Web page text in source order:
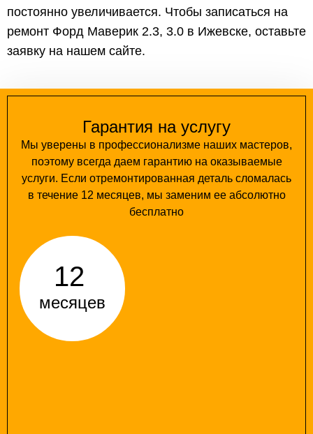
постоянно увеличивается. Чтобы записаться на
ремонт Форд Маверик 2.3, 3.0 в Ижевске, оставьте
заявку на нашем сайте.
Гарантия на услугу
Мы уверены в профессионализме наших мастеров,
поэтому всегда даем гарантию на оказываемые
услуги. Если отремонтированная деталь сломалась
в течение 12 месяцев, мы заменим ее абсолютно
бесплатно
12
месяцев